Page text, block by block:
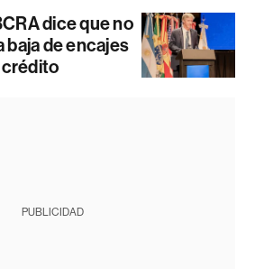
dice que no
baja de encajes
crédito
PUBLICIDAD